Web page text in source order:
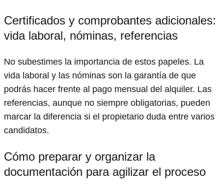
Certificados y comprobantes adicionales:
vida laboral, nóminas, referencias
No subestimes la importancia de estos papeles. La
vida laboral y las nóminas son la garantía de que
podrás hacer frente al pago mensual del alquiler. Las
referencias, aunque no siempre obligatorias, pueden
marcar la diferencia si el propietario duda entre varios
candidatos.
Cómo preparar y organizar la
documentación para agilizar el proceso